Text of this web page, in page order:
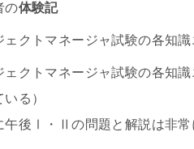
の体験記
ェクトマネージャ試験の各知
ェクトマネージャ試験の各知
る）
後Ⅰ・Ⅱの問題と解説は非常